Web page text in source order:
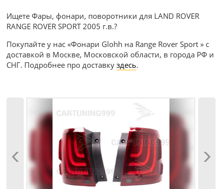
Ищете Фары, фонари, поворотники для LAND ROVER
RANGE ROVER SPORT 2005 г.в.?
Покупайте у нас «Фонари Glohh на Range Rover Sport » с
доставкой в Москве, Московской области, в города РФ и
СНГ. Подробнее про доставкуздесь.